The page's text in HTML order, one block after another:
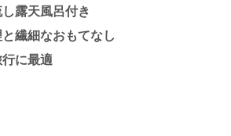
露天風呂付き
繊細なおもてなし
に最適